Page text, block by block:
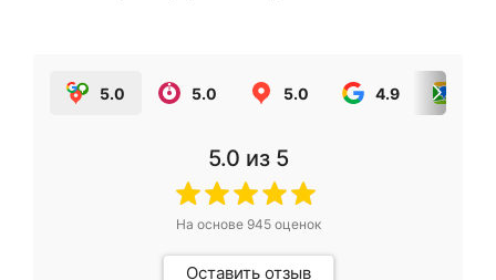
5.0 5.0 5.0 4.9
5.0 из 5
На основе 945оценок
Оставить отзыв